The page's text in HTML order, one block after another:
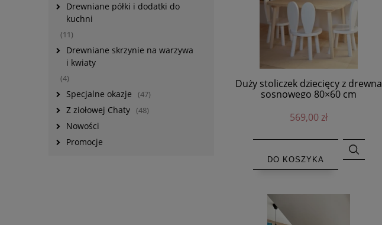
Drewniane półki i dodatki do
kuchni
(11)
Drewniane skrzynie na warzywa
i kwiaty
(4)
Specjalne okazje (47)
Z ziołowej Chaty (48)
Nowości
Promocje
Duży stoliczek dziecięcy z drewna
sosnowego 80×60 cm
569,00 zł
DO KOSZYKA